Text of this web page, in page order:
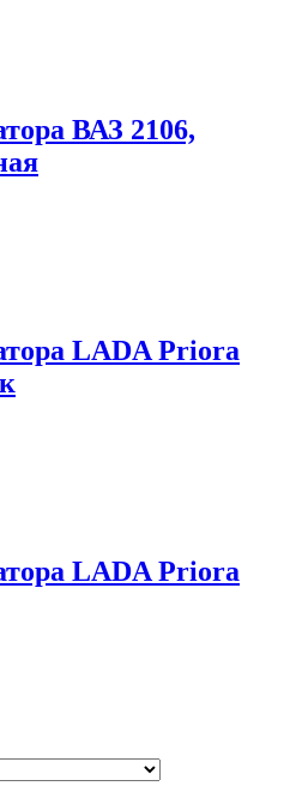
ВАЗ 2106,
LADA Priora
LADA Priora